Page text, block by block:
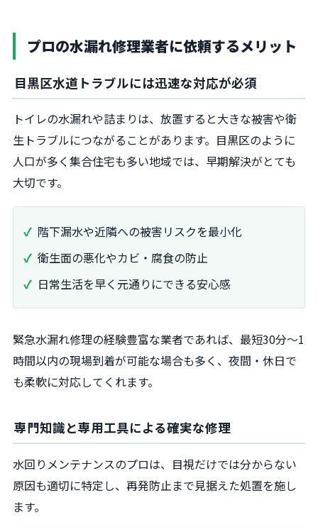
プロの水漏れ修理業者に依頼するメリット
目黒区水道トラブルには迅速な対応が必須
トイレの水漏れや詰まりは、放置すると大きな被害や衛
生トラブルにつながることがあります。目黒区のように
人口が多く集合住宅も多い地域では、早期解決がとても
大切です。
階下漏水や近隣への被害リスクを最小化
衛生面の悪化やカビ・腐食の防止
日常生活を早く元通りにできる安心感
緊急水漏れ修理の経験豊富な業者であれば、最短30分～1
時間以内の現場到着が可能な場合も多く、夜間・休日で
も柔軟に対応してくれます。
専門知識と専用工具による確実な修理
水回りメンテナンスのプロは、目視だけでは分からない
原因も適切に特定し、再発防止まで見据えた処置を施し
ます。